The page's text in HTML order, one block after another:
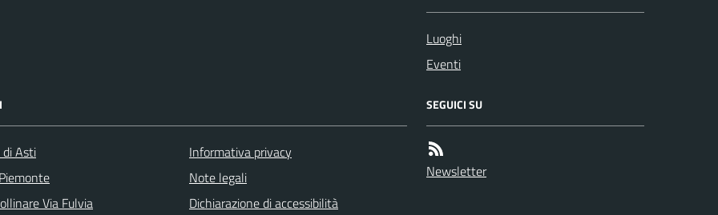
Luoghi
Eventi
di Asti
Via Fulvia
Informativa privacy
Note legali
Dichiarazione di accessibilità
SEGUICI SU
Newsletter